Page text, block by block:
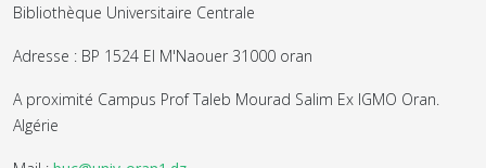
Bibliothèque Universitaire Centrale
Adresse : BP 1524 El M'Naouer 31000 oran
A proximité Campus Prof Taleb Mourad Salim Ex IGMO Oran.
Algérie